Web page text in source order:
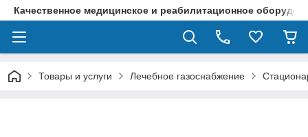
Качественное медицинское и реабилитационное
Товары и услуги Лечебное газоснабжение